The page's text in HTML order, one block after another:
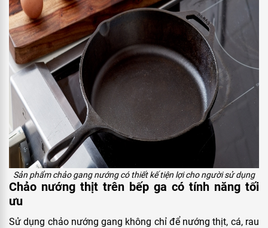
Sản phẩm chảo gang nướng có thiết kế tiện lợi cho người sử dụng
Chảo nướng thịt trên bếp ga có tính năng tối
ưu
Sử dụng chảo nướng gang không chỉ để nướng thịt, cá, rau